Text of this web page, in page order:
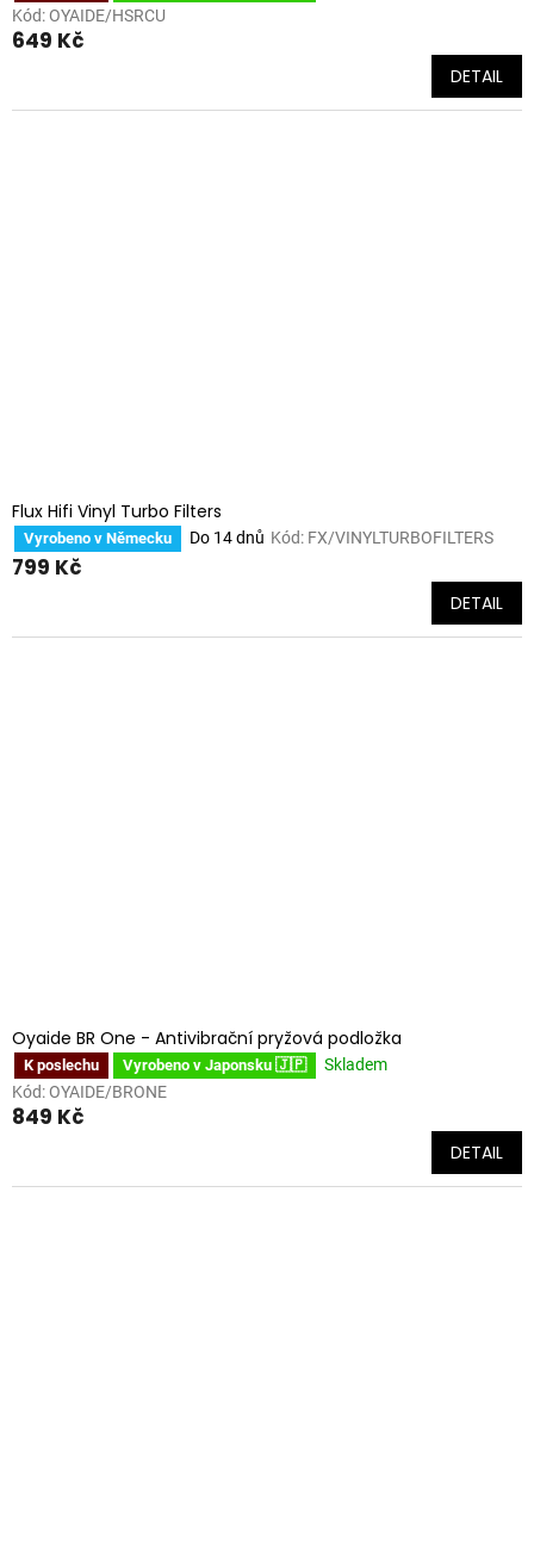
Kód: OYAIDE/HSRCU
649 Kč
DETAIL
Flux Hifi Vinyl Turbo Filters
Vyrobeno v Německu Do 14 dnů Kód: FX/VINYLTURBOFILTERS
799 Kč
DETAIL
Oyaide BR One - Antivibrační pryžová podložka
K poslechu Vyrobeno v Japonsku 🇯🇵
Skladem
Kód: OYAIDE/BRONE
849 Kč
DETAIL